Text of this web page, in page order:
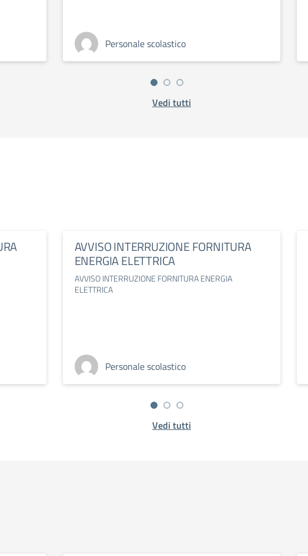
Personale scolastico
Vedi tutti
AVVISO INTERRUZIONE FORNITURA
ENERGIA ELETTRICA
AVVISO INTERRUZIONE FORNITURA ENERGIA
ELETTRICA
Personale scolastico
Vedi tutti